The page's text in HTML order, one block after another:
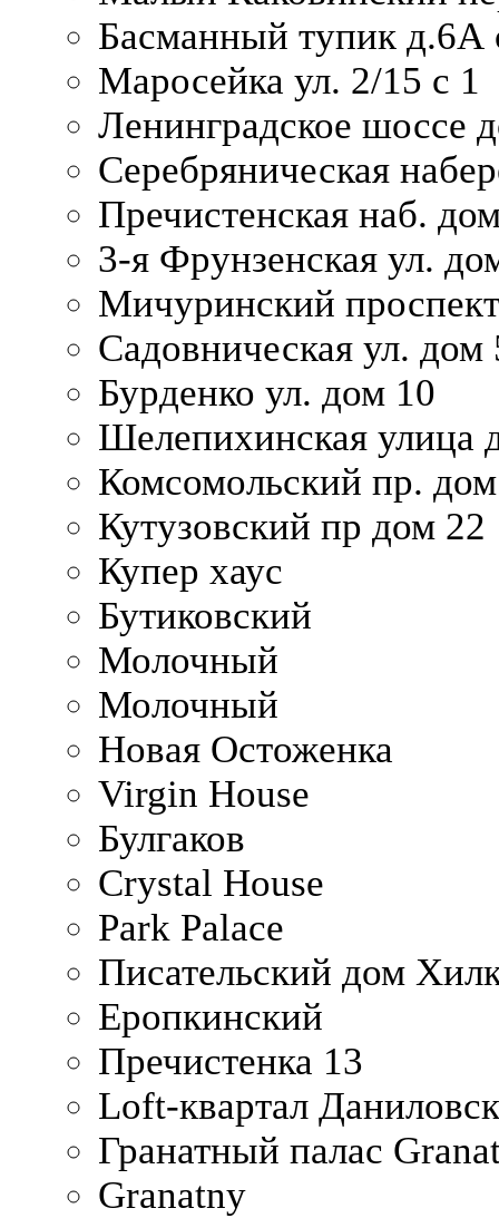
Басманный тупик д.6А
Маросейка ул. 2/15 с 1
Ленинградское шоссе
Серебряническая
Пречистенская наб.
3-я Фрунзенская ул.
Мичуринский
Садовническая ул. дом
Бурденко ул. дом 10
Шелепихинская улица
Комсомольский пр.
Кутузовский пр дом 22
Купер хаус
Бутиковский
Молочный
Молочный
Новая Остоженка
Virgin House
Булгаков
Crystal House
Park Palace
Писательский дом
Еропкинский
Пречистенка 13
Loft-квартал
Гранатный палас
Granatny